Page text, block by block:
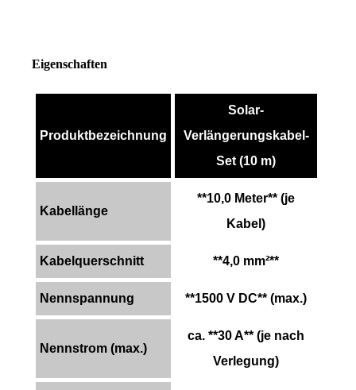
Eigenschaften
Produktbezeichnung
Solar-
Verlängerungskabel-
Set (10 m)
Kabellänge
**10,0 Meter** (je
Kabel)
Kabelquerschnitt **4,0 mm²**
Nennspannung **1500 V DC** (max.)
Nennstrom (max.)
ca. **30 A** (je nach
Verlegung)